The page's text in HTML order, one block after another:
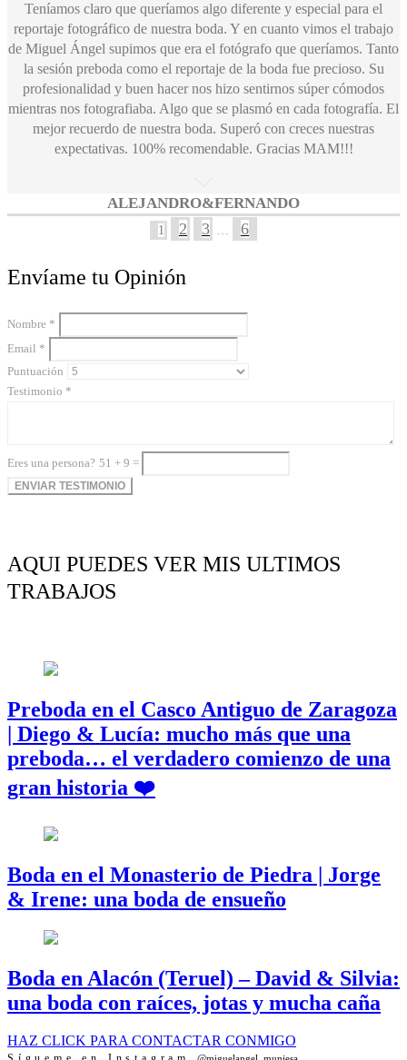
Teníamos claro que queríamos algo diferente y especial para el
reportaje fotográfico de nuestra boda. Y en cuanto vimos el trabajo
de Miguel Ángel supimos que era el fotógrafo que queríamos. Tanto
la sesión preboda como el reportaje de la boda fue precioso. Su
profesionalidad y buen hacer nos hizo sentirnos súper cómodos
mientras nos fotografiaba. Algo que se plasmó en cada fotografía. El
mejor recuerdo de nuestra boda. Superó con creces nuestras
expectativas. 100% recomendable. Gracias MAM!!!
ALEJANDRO&FERNANDO
1 2 3 … 6
Envíame tu Opinión
Nombre *
Email *
Puntuación
Testimonio *
Eres una persona? 51 + 9 =
AQUI PUEDES VER MIS ULTIMOS
TRABAJOS
Preboda en el Casco Antiguo de Zaragoza
| Diego & Lucía: mucho más que una
preboda… el verdadero comienzo de una
gran historia ❤️
Boda en el Monasterio de Piedra | Jorge
& Irene: una boda de ensueño
Boda en Alacón (Teruel) – David & Silvia:
una boda con raíces, jotas y mucha caña
HAZ CLICK PARA CONTACTAR CONMIGO